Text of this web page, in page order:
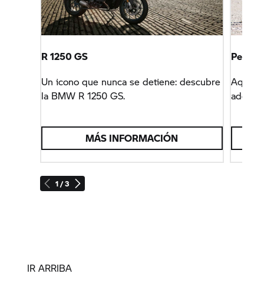
1 / 3
R 1250 GS
Un icono que nunca se detiene: descubre
la BMW R 1250 GS.
MÁS INFORMACIÓN
Aquí
IR ARRIBA